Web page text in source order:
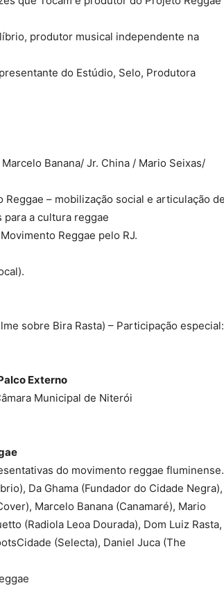
produtor musical independente na
do Estúdio, Selo, Produtora
Banana/ Jr. China / Mario Seixas/
– mobilização social e articulação de
para a cultura reggae
Reggae pelo RJ.
sobre Bira Rasta) – Participação especial:
Externo
Municipal de Niterói
do movimento reggae fluminense.
Da Ghama (Fundador do Cidade Negra),
Marcelo Banana (Canamaré), Mario
(Radiola Leoa Dourada), Dom Luiz Rasta,
(Selecta), Daniel Juca (The